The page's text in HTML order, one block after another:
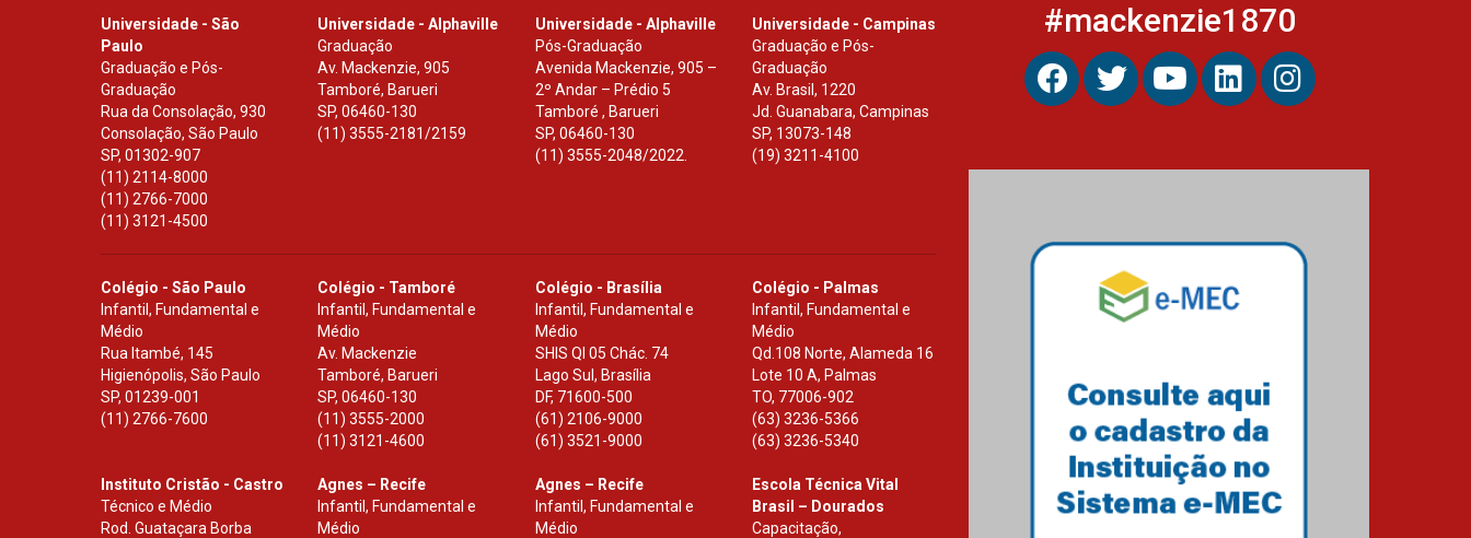
Universidade - São
Paulo
Graduação e Pós-
Graduação
Rua da Consolação, 930
Consolação, São Paulo
SP, 01302-907
(11) 2114-8000
(11) 2766-7000
(11) 3121-4500
Universidade - Alphaville
Graduação
Av. Mackenzie, 905
Tamboré, Barueri
SP,06460-130
(11) 3555-2181/2159
Universidade - Alphaville
Pós-Graduação
Avenida Mackenzie, 905 –
2º Andar – Prédio 5
Tamboré , Barueri
SP, 06460-130
(11) 3555-2048/2022.
Universidade - Campinas
Graduação e Pós-
Graduação
Av. Brasil, 1220
Jd. Guanabara, Campinas
SP, 13073-148
(19) 3211-4100
Colégio - São Paulo
Infantil, Fundamental e
Médio
Rua Itambé, 145
Higienópolis, São Paulo
SP, 01239-001
(11) 2766-7600
Colégio - Tamboré
Infantil, Fundamental e
Médio
Av. Mackenzie
Tamboré, Barueri
SP,06460-130
(11) 3555-2000
(11) 3121-4600
Colégio - Brasília
Infantil, Fundamental e
Médio
SHIS Ql 05 Chác. 74
Lago Sul, Brasília
DF, 71600-500
(61) 2106-9000
(61) 3521-9000
Colégio - Palmas
Infantil, Fundamental e
Médio
Qd.108 Norte, Alameda 16
Lote 10 A, Palmas
TO, 77006-902
(63) 3236-5366
(63) 3236-5340
Instituto Cristão - Castro
Técnico e Médio
Rod. Guataçara Borba
Agnes – Recife
Infantil, Fundamental e
Médio
Agnes – Recife
Infantil, Fundamental e
Médio
Escola Técnica Vital
Brasil – Dourados
Capacitação,
#mackenzie1870